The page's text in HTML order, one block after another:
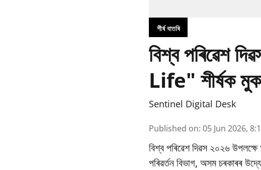
শীৰ্ষ বাতৰি
বিশ্ব পৰিৱেশ
Life" শীৰ্ষক
Sentinel Digital Desk
Published on: 05 Jun 2026,
বিশ্ব পৰিৱেশ দিৱস ২০২৬
পৰিৱর্তন বিভাগ, অসম চৰকাৰৰ